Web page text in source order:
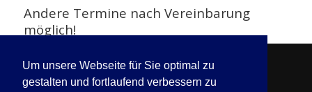
Um unsere Webseite für Sie optimal zu
gestalten und fortlaufend verbessern zu
Andere Termine nach Vereinbarung
möglich!
© Notebook & Laptop Reparatur *Fachwerkstatt*